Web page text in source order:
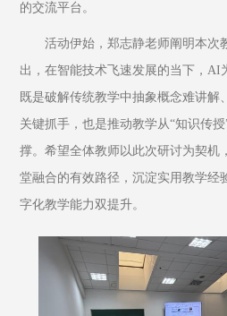
的交流平台。
活动伊始，郑志静老师阐明本次
出，在智能技术飞速发展的当下，AI
既是破解传统教学中抽象概念难讲解
关键抓手，也是推动教学从“知识传
撑。希望全体教师以此次研讨为契机
堂融合的有效路径，沉淀实用教学经
字化教学能力双提升。